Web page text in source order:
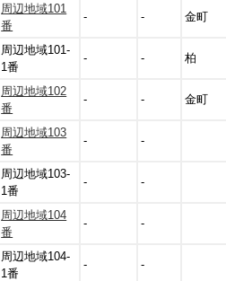
周辺地域101
番
- - 金町
周辺地域101-
1番
- - 柏
周辺地域102
番
- - 金町
周辺地域103
番
- -
周辺地域103-
1番
- -
周辺地域104
番
- -
周辺地域104-
1番
- -